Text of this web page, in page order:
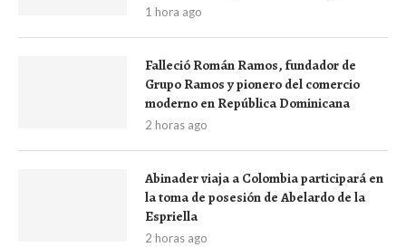
1 hora ago
Falleció Román Ramos, fundador de
Grupo Ramos y pionero del comercio
moderno en República Dominicana
2 horas ago
Abinader viaja a Colombia participará en
la toma de posesión de Abelardo de la
Espriella
2 horas ago